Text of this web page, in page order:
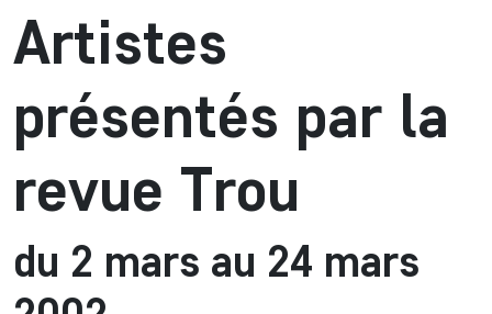
Artistes
présentés par la
revue Trou
du 2 mars au 24 mars